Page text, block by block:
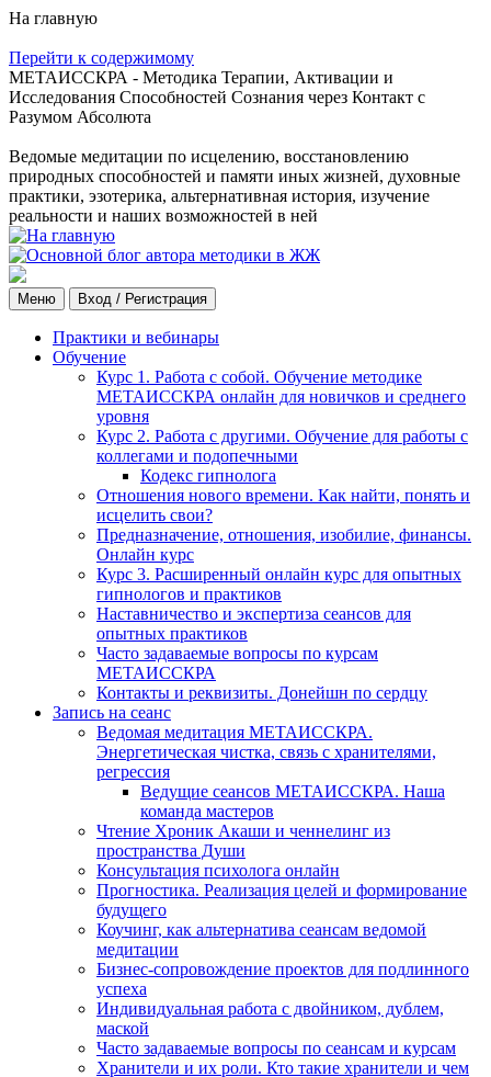
На главную
Перейти к содержимому
МЕТАИССКРА - Методика Терапии, Активации и
Исследования Способностей Сознания через Контакт с
Разумом Абсолюта
Ведомые медитации по исцелению, восстановлению
природных способностей и памяти иных жизней, духовные
практики, эзотерика, альтернативная история, изучение
реальности и наших возможностей в ней
Меню Вход / Регистрация
Практики и вебинары
Обучение
Курс 1. Работа с собой. Обучение методике
МЕТАИССКРА онлайн для новичков и среднего
уровня
Курс 2. Работа с другими. Обучение для работы с
коллегами и подопечными
Кодекс гипнолога
Отношения нового времени. Как найти, понять и
исцелить свои?
Предназначение, отношения, изобилие, финансы.
Онлайн курс
Курс 3. Расширенный онлайн курс для опытных
гипнологов и практиков
Наставничество и экспертиза сеансов для
опытных практиков
Часто задаваемые вопросы по курсам
МЕТАИССКРА
Контакты и реквизиты. Донейшн по сердцу
Запись на сеанс
Ведомая медитация МЕТАИССКРА.
Энергетическая чистка, связь с хранителями,
регрессия
Ведущие сеансов МЕТАИССКРА. Наша
команда мастеров
Чтение Хроник Акаши и ченнелинг из
пространства Души
Консультация психолога онлайн
Прогностика. Реализация целей и формирование
будущего
Коучинг, как альтернатива сеансам ведомой
медитации
Бизнес-сопровождение проектов для подлинного
успеха
Индивидуальная работа с двойником, дублем,
маской
Часто задаваемые вопросы по сеансам и курсам
Хранители и их роли. Кто такие хранители и чем